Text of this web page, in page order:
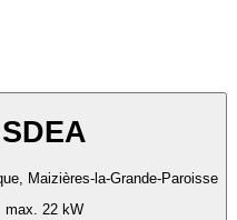
SDEA
Maizières-la-Grande-Paroisse
max. 22 kW